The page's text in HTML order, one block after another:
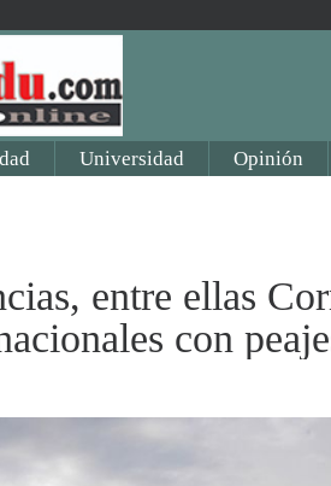
Universidad Opinión
entre ellas
con